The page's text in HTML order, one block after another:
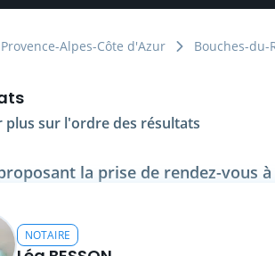
Provence-Alpes-Côte d'Azur Bouches-du-
plus sur l'ordre des résultats
proposant la prise de rendez-vous
NOTAIRE